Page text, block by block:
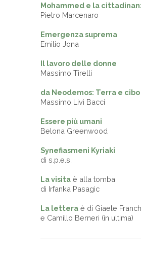
Mohammed e la
Pietro Marcenaro
Emergenza suprema
Emilio Jona
Il lavoro delle donne
Massimo Tirelli
da Neodemos: Terra e cibo
Massimo Livi Bacci
Essere più umani
Belona Greenwood
Synefiasmeni Kyriaki
di s.p.e.s.
La visita è alla tomba
di Irfanka Pasagic
La lettera è di Giaele
e Camillo Berneri (in ultima)